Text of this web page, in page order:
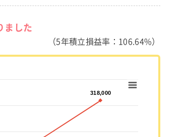
ました
（5年積立損益率：106.64%）
318,000
318,000